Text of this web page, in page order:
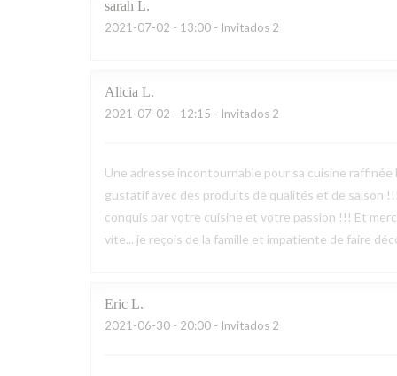
sarah L
2021-07-02 - 13:00 - Invitados 2
Alicia L
2021-07-02 - 12:15 - Invitados 2
Une adresse incontournable pour sa cuisine
gustatif avec des produits de qualités et de saison
conquis par votre cuisine et votre passion !!! Et
vite... je reçois de la famille et impatiente de faire
Eric L
2021-06-30 - 20:00 - Invitados 2